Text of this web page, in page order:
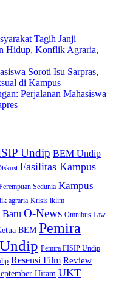
Tagih Janji
Hidup, Konflik Agraria,
Soroti Isu Sarpras,
di Kampus
Perjalanan Mahasiswa
Undip BEM Undip
Fasilitas Kampus
Sedunia Kampus
agraria Krisis iklim
Baru O-News Omnibus Law
BEM Pemira
Pemira FISIP Undip
Resensi Film Review
Hitam UKT